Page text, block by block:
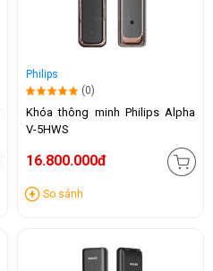
Philips
(0)
Khóa thông minh Philips Alpha
V-5HWS
16.800.000đ
So sánh